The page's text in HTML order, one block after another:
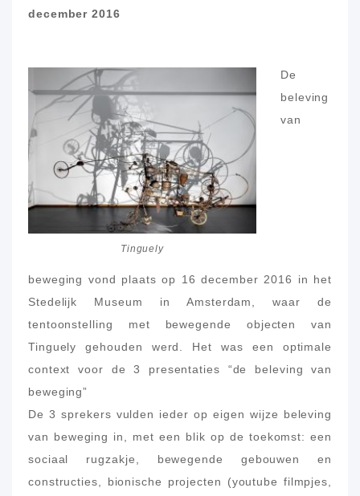
december 2016
Tinguely
De
beleving
van
beweging vond plaats op 16 december 2016 in het
Stedelijk Museum in Amsterdam, waar de
tentoonstelling met bewegende objecten van
Tinguely gehouden werd. Het was een optimale
context voor de 3 presentaties “de beleving van
beweging”
De 3 sprekers vulden ieder op eigen wijze beleving
van beweging in, met een blik op de toekomst: een
sociaal rugzakje, bewegende gebouwen en
constructies, bionische projecten (youtube filmpjes,